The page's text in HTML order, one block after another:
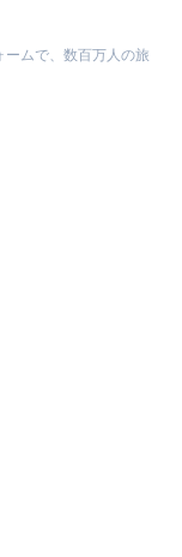
ムで、数百万人の旅